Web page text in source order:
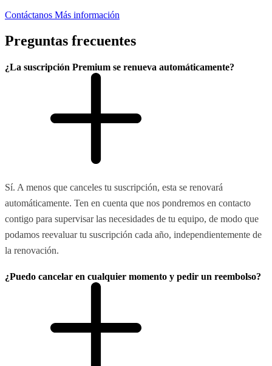
Contáctanos Más información
Preguntas frecuentes
¿La suscripción Premium se renueva automáticamente?
Sí. A menos que canceles tu suscripción, esta se renovará
automáticamente. Ten en cuenta que nos pondremos en contacto
contigo para supervisar las necesidades de tu equipo, de modo que
podamos reevaluar tu suscripción cada año, independientemente de
la renovación.
¿Puedo cancelar en cualquier momento y pedir un reembolso?